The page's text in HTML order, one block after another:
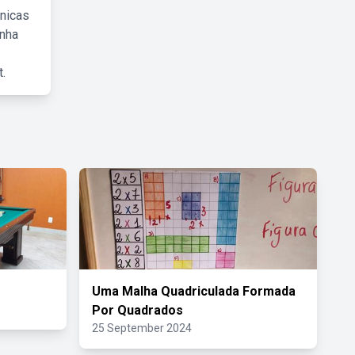
Uma Malha Quadriculada Formada
Por Quadrados
25 September 2024